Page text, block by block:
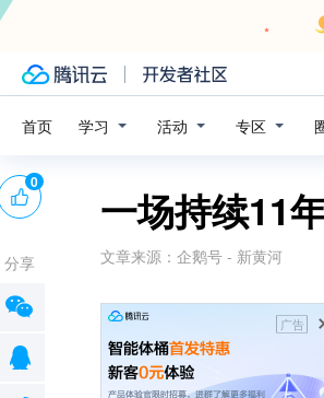
首页 学习 活动 专区
一场持续11
文章来源： 企鹅号 - 新黄河
广告
0
分享